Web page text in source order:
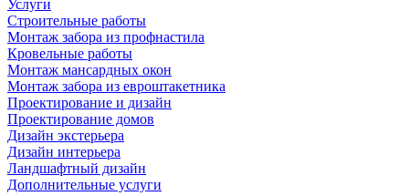
Услуги
Строительные работы
Монтаж забора из профнастила
Кровельные работы
Монтаж мансардных окон
Монтаж забора из евроштакетника
Проектирование и дизайн
Проектирование домов
Дизайн экстерьера
Дизайн интерьера
Ландшафтный дизайн
Дополнительные услуги